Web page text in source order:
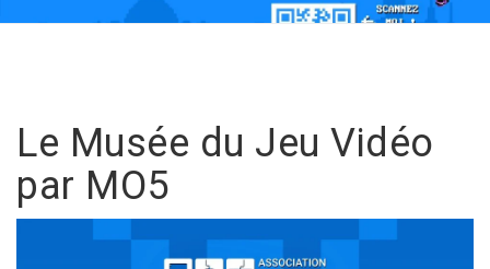
Le Musée du Jeu Vidéo
par MO5